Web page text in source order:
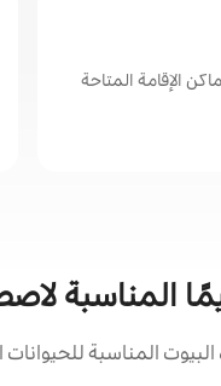
الإقامة المتاحة
المناسبة
المناسبة للحيوانات